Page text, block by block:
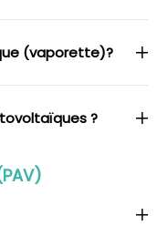
(vaporette)?
?